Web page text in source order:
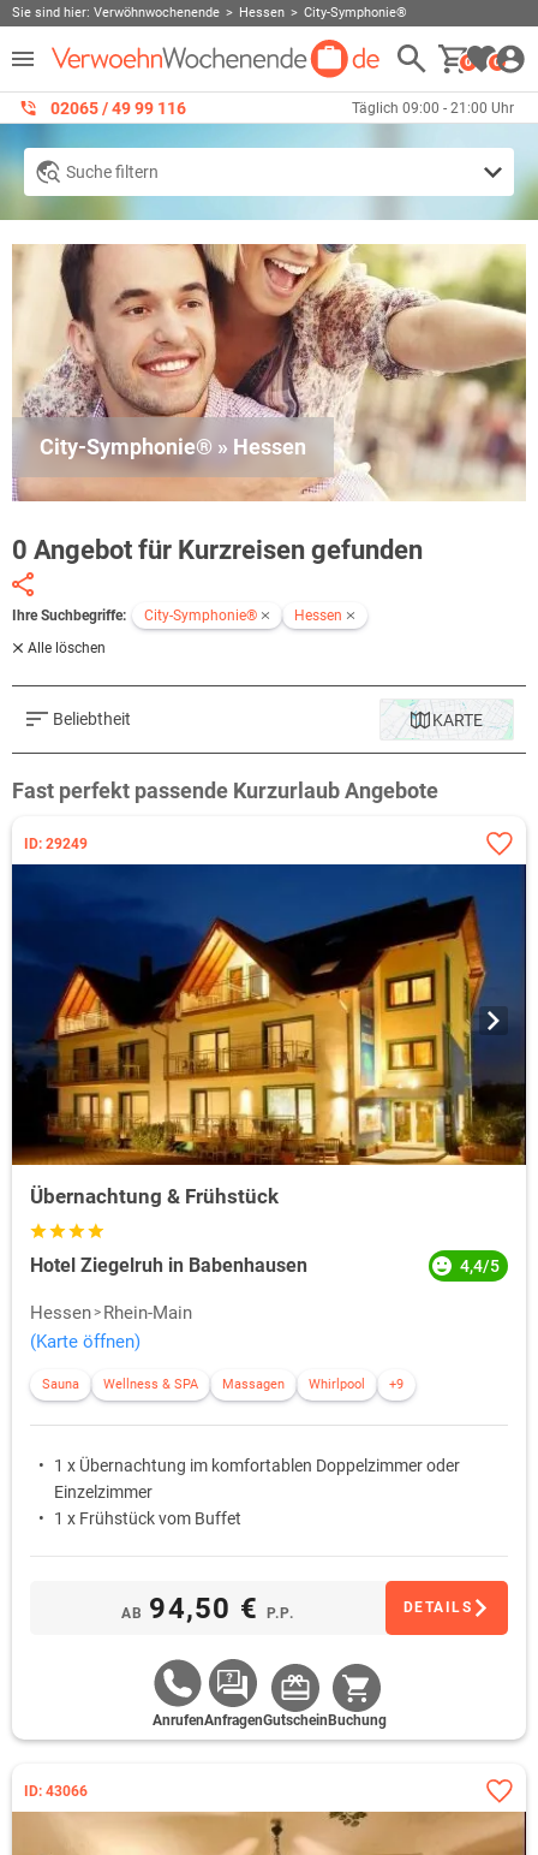
Sie sind hier: Verwöhnwochenende Hessen City-Symphonie®
0 0
02065 / 49 ‌99 116 Täglich 09:00 - 21:00 Uhr
Suche filtern
City-Symphonie® » Hessen
0 Angebot für Kurzreisen gefunden
Ihre Suchbegriffe: City-Symphonie®
Hessen
Alle löschen
Beliebtheit KARTE
Fast perfekt passende Kurzurlaub Angebote
ID: 29249
Übernachtung & Frühstück
Hotel Ziegelruh in Babenhausen 4,4/5
Hessen
Rhein-Main
(Karte öffnen)
Sauna Wellness & SPA Massagen Whirlpool +9
1 x Übernachtung im komfortablen Doppelzimmer oder
Einzelzimmer
1 x Frühstück vom Buffet
AB 94,50 € P.P. DETAILS
AnrufenAnfragenGutschein Buchung
ID: 43066